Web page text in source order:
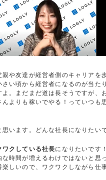
親や友達が経営者側のキャリアを
い頃から経営者になるのが当た
。まだまだ道は長そうですが、
よりも稼いでやる！っていつも
思います。どんな社長になりたい
ワクしている社長になりたいです
な時間が増えるわけではないと思
しいので、ワクワクしながら仕